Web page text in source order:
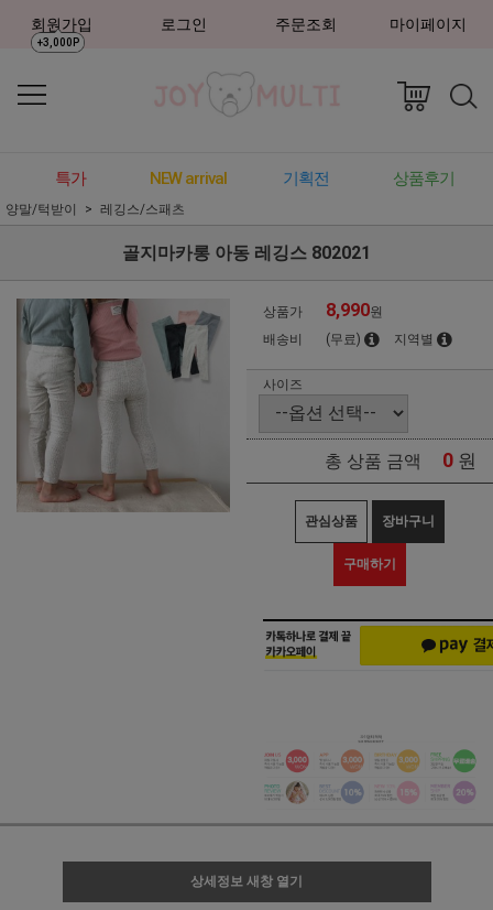
회원가입
+3,000P
로그인 주문조회 마이페이지
특가 NEW arrival 기획전 상품후기
양말/턱받이 레깅스/스패츠
골지마카롱 아동 레깅스 802021
상품가 8,990원
배송비
(무료) 지역별
사이즈
총 상품 금액 0 원
관심상품 장바구니
구매하기
상세정보 새창 열기